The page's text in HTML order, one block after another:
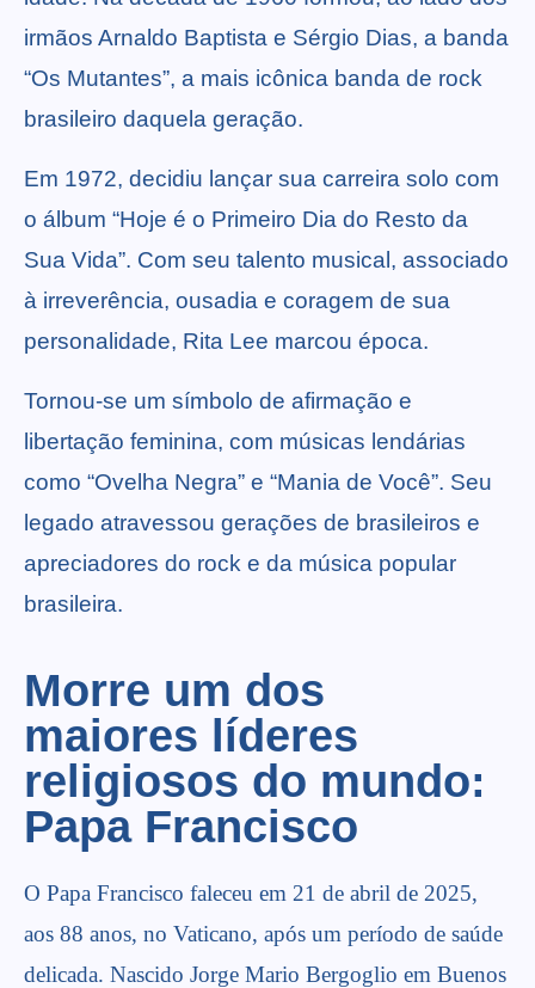
irmãos Arnaldo Baptista e Sérgio Dias, a banda
“Os Mutantes”, a mais icônica banda de rock
brasileiro daquela geração.
Em 1972, decidiu lançar sua carreira solo com
o álbum “Hoje é o Primeiro Dia do Resto da
Sua Vida”. Com seu talento musical, associado
à irreverência, ousadia e coragem de sua
personalidade, Rita Lee marcou época.
Tornou-se um símbolo de afirmação e
libertação feminina, com músicas lendárias
como “Ovelha Negra” e “Mania de Você”. Seu
legado atravessou gerações de brasileiros e
apreciadores do rock e da música popular
brasileira.
Morre um dos
maiores líderes
religiosos do mundo:
Papa Francisco
O Papa Francisco faleceu em 21 de abril de 2025,
aos 88 anos, no Vaticano, após um período de saúde
delicada. Nascido Jorge Mario Bergoglio em Buenos